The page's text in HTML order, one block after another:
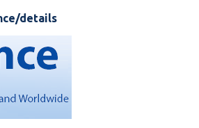
details